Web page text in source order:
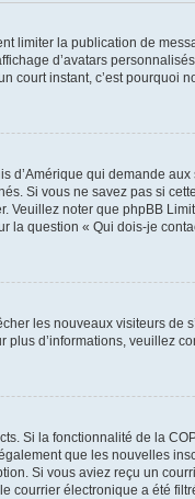
limiter la publication de
d’avatars
court instant, c’est pourquoi
d’Amérique qui demande
Si vous ne savez pas si
noter que phpBB
question « Qui dois-je
les nouveaux visiteurs
d’informations, veuillez
Si la fonctionnalité de la
que les nouvelles
Si vous aviez reçu un
électronique a été